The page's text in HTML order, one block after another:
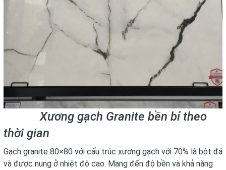
Xương gạch Granite bền bỉ theo
thời gian
Gạch granite 80×80 với cấu trúc xương gạch với 70% là bột đá
và được nung ở nhiệt độ cao. Mang đến độ bền và khả năng